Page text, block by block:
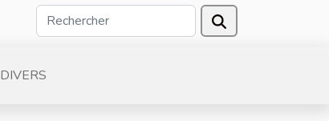
DIVERS